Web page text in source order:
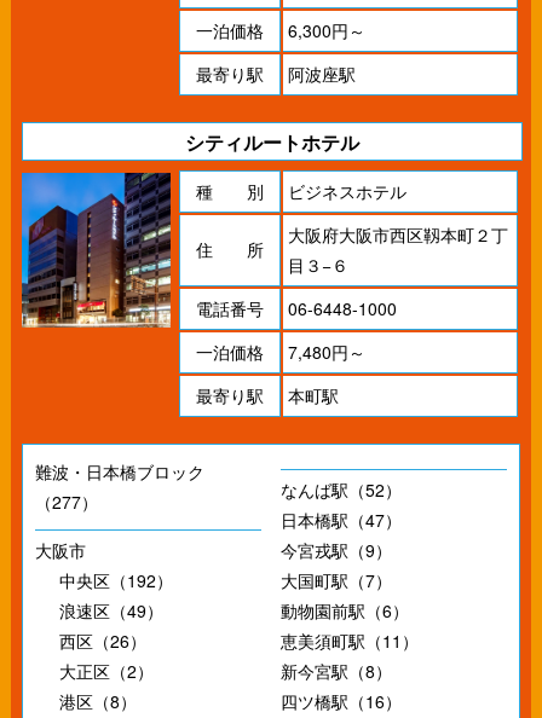
一泊価格
6,300円～
最寄り駅
阿波座駅
シティルートホテル
種 別 ビジネスホテル
住 所
大阪府大阪市西区靱本町２丁
目３−６
電話番号
06-6448-1000
一泊価格
7,480円～
最寄り駅
本町駅
難波・日本橋ブロック
（277）
大阪市
中央区（192）
浪速区（49）
西区（26）
大正区（2）
港区（8）
なんば駅（52）
日本橋駅（47）
今宮戎駅（9）
大国町駅（7）
動物園前駅（6）
恵美須町駅（11）
新今宮駅（8）
四ツ橋駅（16）